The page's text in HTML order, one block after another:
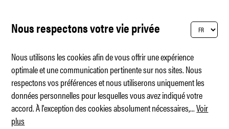
MOTORSPORT
Nous respectons votre vie privée
Nous utilisons les cookies afin de vous offrir une expérience
optimale et une communication pertinente sur nos sites. Nous
respectons vos préférences et nous utiliserons uniquement les
données personnelles pour lesquelles vous avez indiqué votre
accord. À l'exception des cookies absolument nécessaires,...Voir
plus